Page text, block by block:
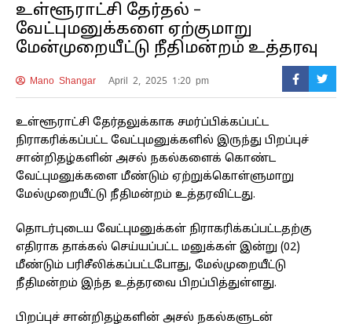
உள்ளூராட்சி தேர்தல் –
வேட்புமனுக்களை ஏற்குமாறு
மேன்முறையீட்டு நீதிமன்றம் உத்தரவு
Mano Shangar April 2, 2025 1:20 pm
உள்ளூராட்சி தேர்தலுக்காக சமர்ப்பிக்கப்பட்ட
நிராகரிக்கப்பட்ட வேட்புமனுக்களில் இருந்து பிறப்புச்
சான்றிதழ்களின் அசல் நகல்களைக் கொண்ட
வேட்புமனுக்களை மீண்டும் ஏற்றுக்கொள்ளுமாறு
மேல்முறையீட்டு நீதிமன்றம் உத்தரவிட்டது.
தொடர்புடைய வேட்புமனுக்கள் நிராகரிக்கப்பட்டதற்கு
எதிராக தாக்கல் செய்யப்பட்ட மனுக்கள் இன்று (02)
மீண்டும் பரிசீலிக்கப்பட்டபோது, ​​மேல்முறையீட்டு
நீதிமன்றம் இந்த உத்தரவை பிறப்பித்துள்ளது.
பிறப்புச் சான்றிதழ்களின் அசல் நகல்களுடன்